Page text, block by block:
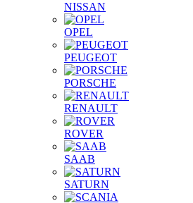
NISSAN
OPEL
PEUGEOT
PORSCHE
RENAULT
ROVER
SAAB
SATURN